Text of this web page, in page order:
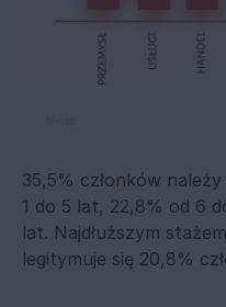
35,5% członków
1 do 5 lat, 22,8% od 6
lat. Najdłuższym
legitymuje się 20,8%